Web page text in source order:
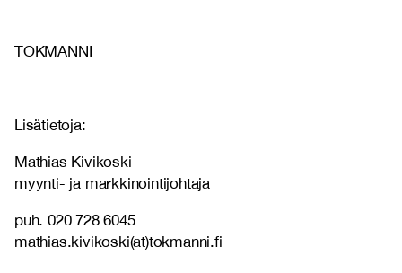
TOKMANNI
Lisätietoja:
Mathias Kivikoski
myynti- ja markkinointijohtaja
puh. 020 728 6045
mathias.kivikoski(at)tokmanni.fi